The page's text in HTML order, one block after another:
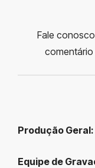
Fale
Produção Geral:
Equipe de